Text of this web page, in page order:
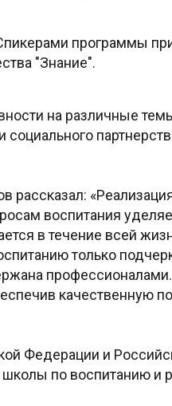
программы
"Знание".
на различные
социального
рассказал:
воспитания
в течение всей
только
качественную
Федерации и
по воспитанию и